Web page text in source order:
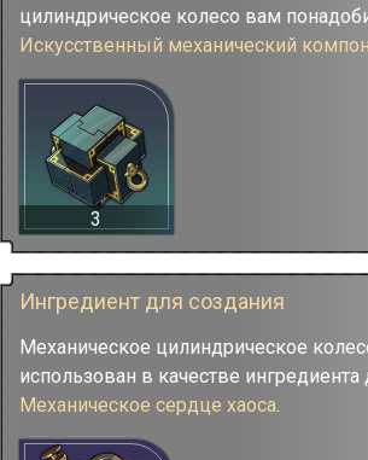
цилиндрическое колесо вам
Искусственный механический
3
Ингредиент для создания
Механическое цилиндрическое
использован в качестве ингредиента
Механическое сердце хаоса